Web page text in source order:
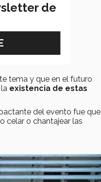
informativa como
tema y que en el futuro
existencia de estas
del evento fue que
celar o chantajear las
de